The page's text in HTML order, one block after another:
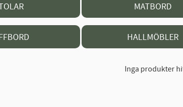
MATBORD
HALLMÖBLER
Inga produkter